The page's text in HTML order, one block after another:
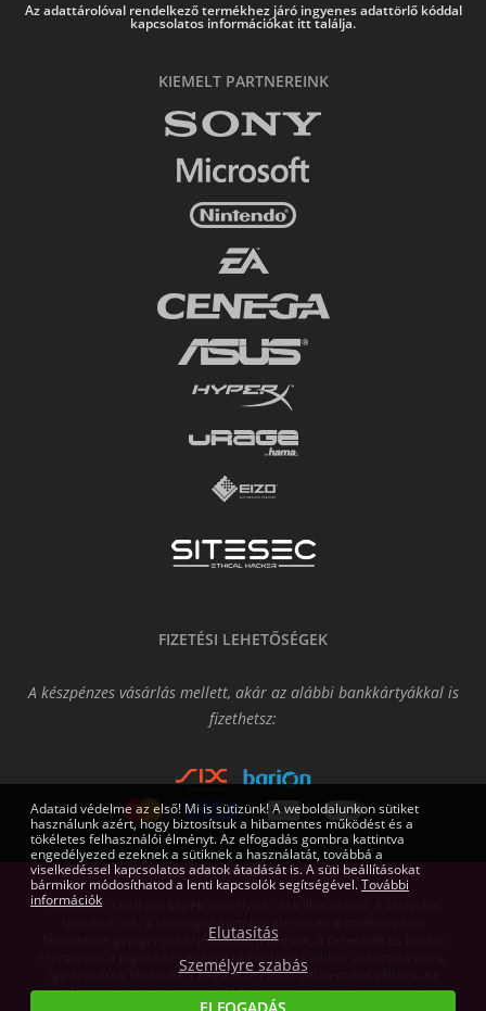
Az adattárolóval rendelkező termékhez járó ingyenes adattörlő kóddal
kapcsolatos információkat itt találja.
KIEMELT PARTNEREINK
FIZETÉSI LEHETŐSÉGEK
A készpénzes vásárlás mellett, akár az alábbi bankkártyákkal is
fizethetsz:
Az oldalon található képek némelyike csak illusztráció. A technikai
specifikációk, a csomagok tartalmi elemei és a szoftvereknél
feltüntetett gépigények tájékoztató jellegűek, a fejlesztők és kiadók
fenntartják a jogot az esetleges tájékoztatás nélküli változtatásokra,
így ezekért a leírásokért cégünk felelősséget nem tud vállalni. Az
árváltoztatás jogát fenntartjuk! Az itt megjelent írásos anyagok a
Adataid védelme az első! Mi is sütizünk! A weboldalunkon sütiket
használunk azért, hogy biztosítsuk a hibamentes működést és a
tökéletes felhasználói élményt. Az elfogadás gombra kattintva
engedélyezed ezeknek a sütiknek a használatát, továbbá a
viselkedéssel kapcsolatos adatok átadását is. A süti beállításokat
bármikor módosíthatod a lenti kapcsolók segítségével.További
információk
Elutasítás
Személyre szabás